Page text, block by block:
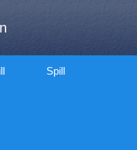
Spill